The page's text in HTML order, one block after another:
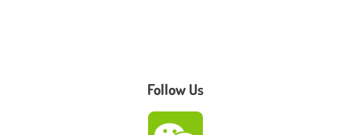
Follow Us